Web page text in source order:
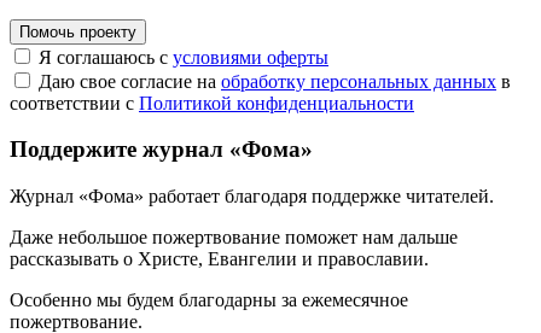
Помочь проекту
Я соглашаюсь с условиями оферты
Даю свое согласие на обработку персональных данных в
соответствии с Политикой конфиденциальности
Поддержите журнал «Фома»
Журнал «Фома» работает благодаря поддержке читателей.
Даже небольшое пожертвование поможет нам дальше
рассказывать о Христе, Евангелии и православии.
Особенно мы будем благодарны за ежемесячное
пожертвование.